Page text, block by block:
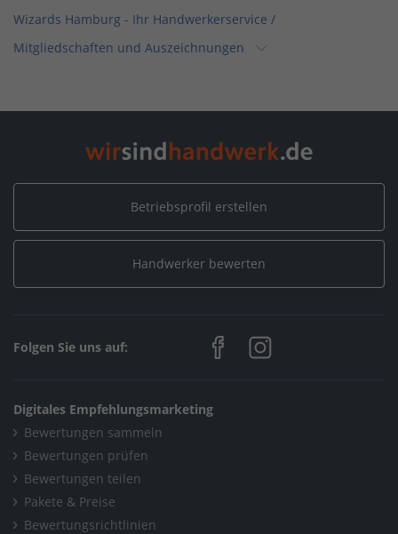
Wizards Hamburg - Ihr Handwerkerservice /
Mitgliedschaften und Auszeichnungen
Wizards Hamburg - Ihr Handwerkerservice /
Mitgliedschaften und Auszeichnungen
Wizards Hamburg - Ihr Handwerkerservice
Mitgliedschaften und Auszeichnungen
Maler, Putz, Stuck & Gips /
Mitgliedschaften und Auszeichnungen
Home / Hamburg / Hamburg
Wizards Hamburg - Ihr Handwerkerservice
Mitgliedschaften und Auszeichnungen
Betriebsprofil erstellen
Handwerker bewerten
Folgen Sie uns auf:
Digitales Empfehlungsmarketing
Bewertungen sammeln
Bewertungen prüfen
Bewertungen teilen
Pakete & Preise
Bewertungsrichtlinien